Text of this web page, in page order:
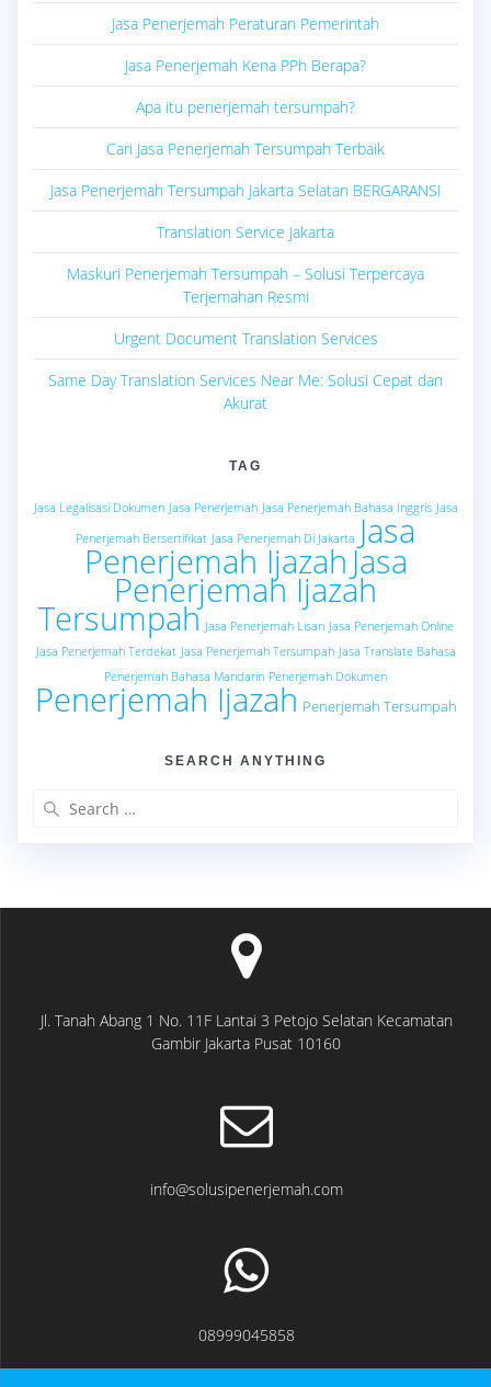
Jasa Penerjemah Peraturan Pemerintah
Jasa Penerjemah Kena PPh Berapa?
Apa itu penerjemah tersumpah?
Cari Jasa Penerjemah Tersumpah Terbaik
Jasa Penerjemah Tersumpah Jakarta Selatan BERGARANSI
Translation Service Jakarta
Maskuri Penerjemah Tersumpah – Solusi Terpercaya
Terjemahan Resmi
Urgent Document Translation Services
Same Day Translation Services Near Me: Solusi Cepat dan
Akurat
TAG
Jasa Legalisasi Dokumen Jasa Penerjemah Jasa Penerjemah Bahasa Inggris Jasa
Penerjemah Bersertifikat Jasa Penerjemah Di Jakarta Jasa
Penerjemah Ijazah Jasa
Penerjemah Ijazah
Tersumpah Jasa Penerjemah Lisan Jasa Penerjemah Online
Jasa Penerjemah Terdekat Jasa Penerjemah Tersumpah Jasa Translate Bahasa
Penerjemah Bahasa Mandarin Penerjemah Dokumen
Penerjemah Ijazah Penerjemah Tersumpah
SEARCH ANYTHING
Jl. Tanah Abang 1 No. 11F Lantai 3 Petojo Selatan Kecamatan
Gambir Jakarta Pusat 10160
info@solusipenerjemah.com
08999045858